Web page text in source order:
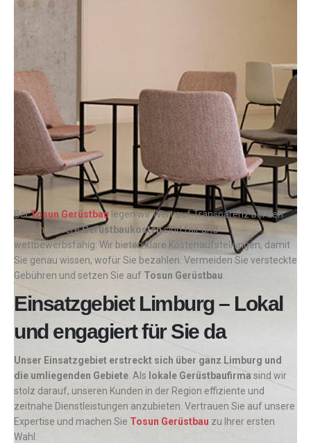
BeiTosun Gerüstbau legen wir Wert auf Transparenz bei den
Kosten. UnsereGerüstbaukostensind fair und
wettbewerbsfähig. Wir bieten klare Kostenaufstellungen, damit
Sie genau wissen, wofür Sie bezahlen. Vermeiden Sie versteckte
Gebühren und setzen Sie auf Tosun Gerüstbau
Einsatzgebiet Limburg – Lokal
und engagiert für Sie da
Unser Einsatzgebiet erstreckt sich über ganz Limburg und
die umliegenden Gebiete . Als lokale Gerüstbaufirma sind wir
stolz darauf, unseren Kunden in der Region effiziente und
zeitnahe Dienstleistungen anzubieten. Vertrauen Sie auf unsere
Expertise und machen Sie Tosun Gerüstbau zu Ihrer ersten
Wahl.